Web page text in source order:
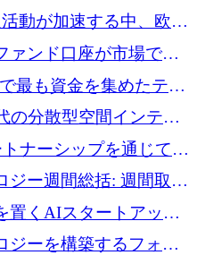
る機械を発売
動が加速する中、欧州
ロを確保
ァンド口座が市場で高
社の設立25周
の皆様に配当金が支給
最も資金を集めたテク
の分散型空間インテリ
を構築するために 900
ナーシップを通じて通
大するための投資部
ジー週間総括: 週間取引
2026 年上半期の主要
置くAIスタートアップ
オフィスを開設
ジーを構築するフォト